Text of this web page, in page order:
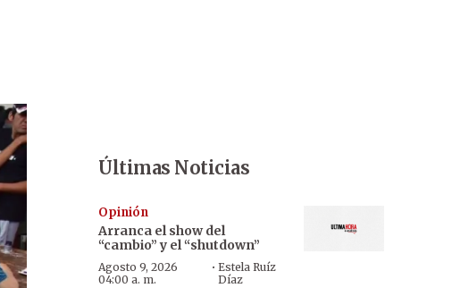
Últimas Noticias
Opinión
Arranca el show del
“cambio” y el “shutdown”
Agosto 9, 2026
04:00 a. m.
·Estela Ruíz
Díaz